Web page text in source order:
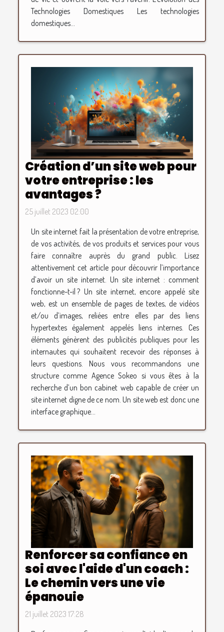
Technologies Domestiques Les technologies
domestiques...
Création d’un site web pour
votre entreprise : les
avantages ?
25 juillet 2023 02:00
Un site internet fait la présentation de votre entreprise,
de vos activités, de vos produits et services pour vous
faire connaître auprès du grand public. Lisez
attentivement cet article pour découvrir l’importance
d’avoir un site internet. Un site internet : comment
fonctionne-t-il ? Un site internet, encore appelé site
web, est un ensemble de pages de textes, de vidéos
et/ou d’images, reliées entre elles par des liens
hypertextes également appelés liens internes. Ces
éléments génèrent des publicités publiques pour les
internautes qui souhaitent recevoir des réponses à
leurs questions. Nous vous recommandons une
structure comme Agence Sokeo si vous êtes à la
recherche d’un bon cabinet web capable de créer un
site internet digne de ce nom. Un site web est donc une
interface graphique...
Renforcer sa confiance en
soi avec l'aide d'un coach :
Le chemin vers une vie
épanouie
21 juillet 2023 17:28